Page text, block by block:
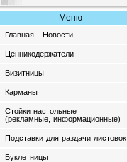
Меню
Главная - Новости
Ценникодержатели
Визитницы
Карманы
Стойки настольные
(рекламные, информационные)
Подставки для раздачи листовок
Буклетницы